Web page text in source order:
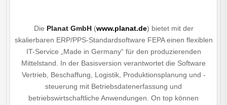
Die Planat GmbH(www.planat.de) bietet mit der
skalierbaren ERP/PPS-Standardsoftware FEPA einen flexiblen
IT-Service „Made in Germany“ für den produzierenden
Mittelstand. In der Basisversion verantwortet die Software
Vertrieb, Beschaffung, Logistik, Produktionsplanung und -
steuerung mit Betriebsdatenerfassung und
betriebswirtschaftliche Anwendungen. On top können